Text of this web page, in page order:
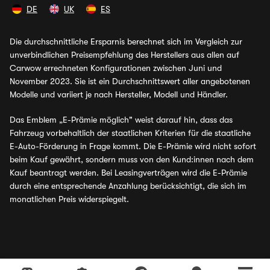
DE UK ES
Die durchschnittliche Ersparnis berechnet sich im Vergleich zur
unverbindlichen Preisempfehlung des Herstellers aus allen auf
Carwow errechneten Konfigurationen zwischen Juni und
November 2023. Sie ist ein Durchschnittswert aller angebotenen
Modelle und variiert je nach Hersteller, Modell und Händler.
Das Emblem „E-Prämie möglich" weist darauf hin, dass das
Fahrzeug vorbehaltlich der staatlichen Kriterien für die staatliche
E-Auto-Förderung in Frage kommt. Die E-Prämie wird nicht sofort
beim Kauf gewährt, sondern muss von den Kund:innen nach dem
Kauf beantragt werden. Bei Leasingverträgen wird die E-Prämie
durch eine entsprechende Anzahlung berücksichtigt, die sich im
monatlichen Preis widerspiegelt.